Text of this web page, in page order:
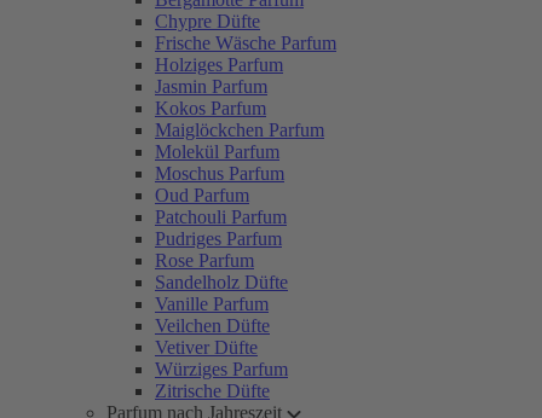
Chypre Düfte
Frische Wäsche Parfum
Holziges Parfum
Jasmin Parfum
Kokos Parfum
Maiglöckchen Parfum
Molekül Parfum
Moschus Parfum
Oud Parfum
Patchouli Parfum
Pudriges Parfum
Rose Parfum
Sandelholz Düfte
Vanille Parfum
Veilchen Düfte
Vetiver Düfte
Würziges Parfum
Zitrische Düfte
Parfum nach Jahreszeit